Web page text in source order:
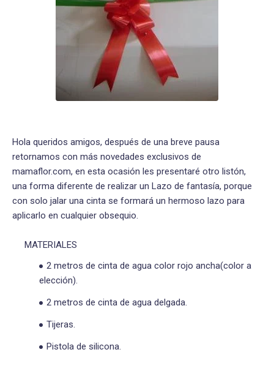
Hola queridos amigos, después de una breve pausa
retornamos con más novedades exclusivos de
mamaflor.com, en esta ocasión les presentaré otro listón,
una forma diferente de realizar un Lazo de fantasía, porque
con solo jalar una cinta se formará un hermoso lazo para
aplicarlo en cualquier obsequio.
MATERIALES
2 metros de cinta de agua color rojo ancha(color a
elección).
2 metros de cinta de agua delgada.
Tijeras.
Pistola de silicona.